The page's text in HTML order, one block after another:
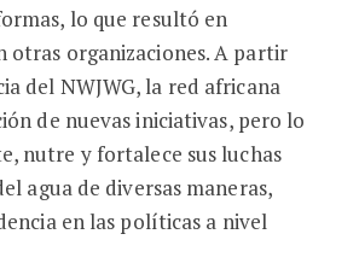
lo que resultó en
otras organizaciones. A partir
del NWJWG, la red africana
de nuevas iniciativas, pero lo
nutre y fortalece sus luchas
agua de diversas maneras,
en las políticas a nivel